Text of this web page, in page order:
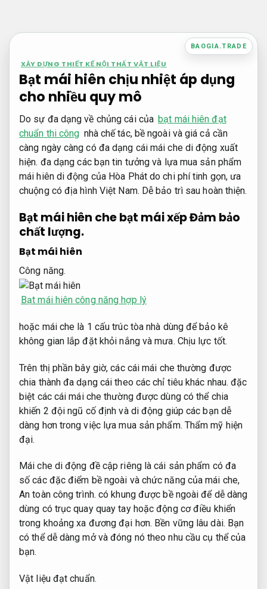
nội
BAOGIA.TRADE
XÂY DỰNG THIẾT KẾ NỘI THẤT VẬT LIỆU
Bạt mái hiên chịu nhiệt áp dụng
cho nhiều quy mô
Do sự đa dạng về chủng cái của bạt mái hiên đạt
chuẩn thi công nhà chế tác, bề ngoài và giá cả cần
càng ngày càng có đa dạng cái mái che di động xuất
hiện. đa dạng các bạn tin tưởng và lựa mua sản phẩm
mái hiên di động của Hòa Phát do chi phí tinh gọn, ưa
chuộng có địa hình Việt Nam. Dễ bảo trì sau hoàn thiện.
Bạt mái hiên che bạt mái xếpĐảm bảo
chất lượng.
Bạt mái hiên
Công năng.
Bạt mái hiên công năng hợp lý
hoặc mái che là 1 cấu trúc tòa nhà dùng để bảo kê
không gian lắp đặt khỏi nắng và mưa. Chịu lực tốt.
Trên thị phần bây giờ, các cái mái che thường được
chia thành đa dạng cái theo các chỉ tiêu khác nhau. đặc
biệt các cái mái che thường được dùng có thể chia
khiến 2 đội ngũ cố định và di động giúp các bạn dễ
dàng hơn trong việc lựa mua sản phẩm. Thẩm mỹ hiện
đại.
Mái che di động đề cập riêng là cái sản phẩm có đa
số các đặc điểm bề ngoài và chức năng của mái che,
An toàn công trình. có khung được bề ngoài để dễ dàng
dùng có trục quay quay tay hoặc động cơ điều khiển
trong khoảng xa đương đại hơn. Bền vững lâu dài. Bạn
có thể dễ dàng mở và đóng nó theo nhu cầu cụ thể của
bạn.
Vật liệu đạt chuẩn.